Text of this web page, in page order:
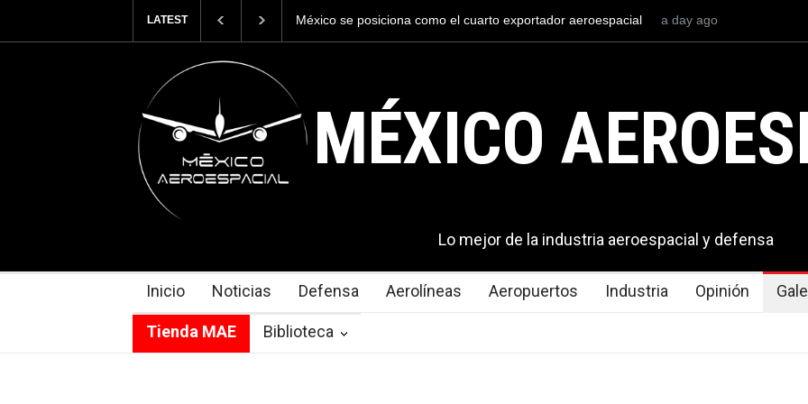
LATEST
La industria naval mexicana construirá 32 BUQUES para la
La mayor lección
3 days ago
MÉXICO
Lo mejor de la industria aeroespacial y defensa
Inicio Noticias Defensa Aerolíneas Aeropuertos Industria Opinión
Tienda MAE Biblioteca